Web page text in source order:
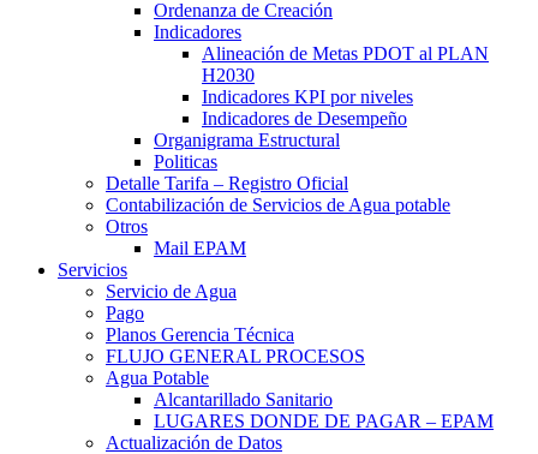
Ordenanza de Creación
Indicadores
Alineación de Metas PDOT al PLAN
H2030
Indicadores KPI por niveles
Indicadores de Desempeño
Organigrama Estructural
Politicas
Detalle Tarifa – Registro Oficial
Contabilización de Servicios de Agua potable
Otros
Mail EPAM
Servicios
Servicio de Agua
Pago
Planos Gerencia Técnica
FLUJO GENERAL PROCESOS
Agua Potable
Alcantarillado Sanitario
LUGARES DONDE DE PAGAR – EPAM
Actualización de Datos